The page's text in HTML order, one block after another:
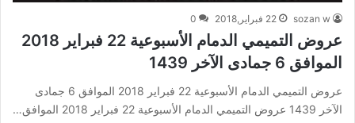
sozan w 22 فبراير,2018 0
عروض التميمي الدمام الأسبوعية 22 فبراير 2018
الموافق 6 جمادى الآخر 1439
عروض التميمي الدمام الأسبوعية 22 فبراير 2018 الموافق 6 جمادى
الآخر 1439 عروض التميمي الدمام الأسبوعية 22 فبراير 2018 الموافق…